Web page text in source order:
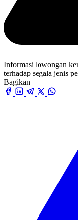
Informasi lowongan
terhadap segala jenis
Bagikan